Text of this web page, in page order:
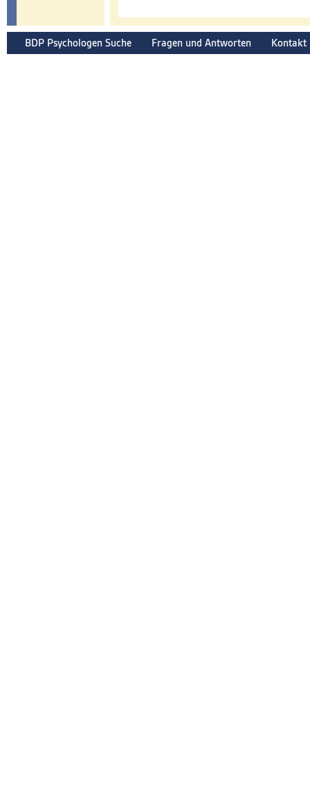
BDP Psychologen Suche Fragen und Antworten Kontakt